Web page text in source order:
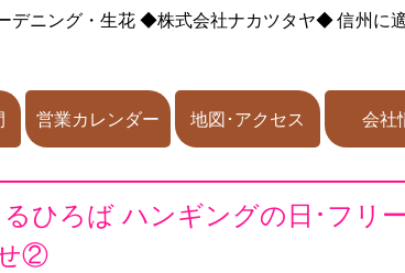
デニング・生花◆株式会社ナカツタヤ◆信州に
営業カレンダー 地図･アクセス 会社
るひろば ハンギングの日･フリ
②